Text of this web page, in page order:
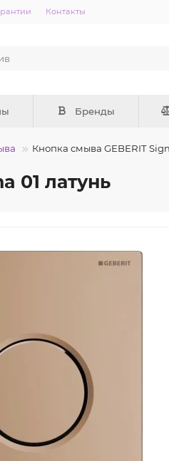
Контакты
Бренды
Кнопка смыва GEBERIT
01 латунь